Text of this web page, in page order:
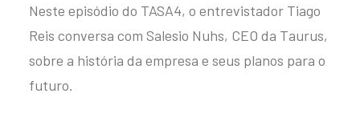
Neste episódio do TASA4, o entrevistador Tiago
Reis conversa com Salesio Nuhs, CEO da Taurus,
sobre a história da empresa e seus planos para o
futuro.